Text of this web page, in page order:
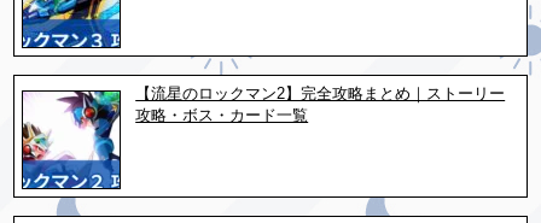
【流星のロックマン2】完全攻略まとめ｜ストーリー
攻略・ボス・カード一覧